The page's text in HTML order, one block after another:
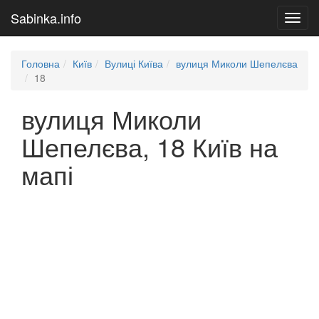
Sabinka.info
Головна Київ Вулиці Київа
вулиця Миколи Шепелєва
18
вулиця Миколи
Шепелєва, 18 Київ на
мапі